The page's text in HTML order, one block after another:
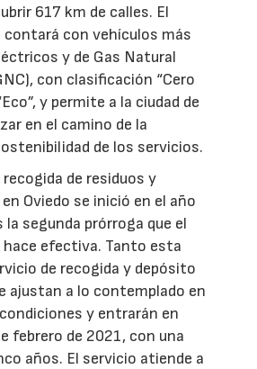
617 km de calles. El
contará con vehículos más
y de Gas Natural
con clasificación “Cero
y permite a la ciudad de
en el camino de la
de los servicios.
de residuos y
Oviedo se inició en el año
segunda prórroga que el
efectiva. Tanto esta
de recogida y depósito
ajustan a lo contemplado en
y entrarán en
febrero de 2021, con una
años. El servicio atiende a